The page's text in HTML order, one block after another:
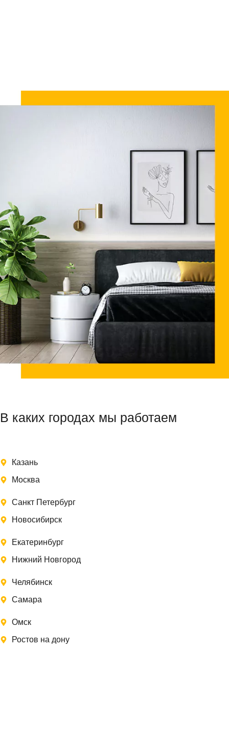
В каких городах мы работаем
Казань
Москва
Санкт Петербург
Новосибирск
Екатеринбург
Нижний Новгород
Челябинск
Самара
Омск
Ростов на дону